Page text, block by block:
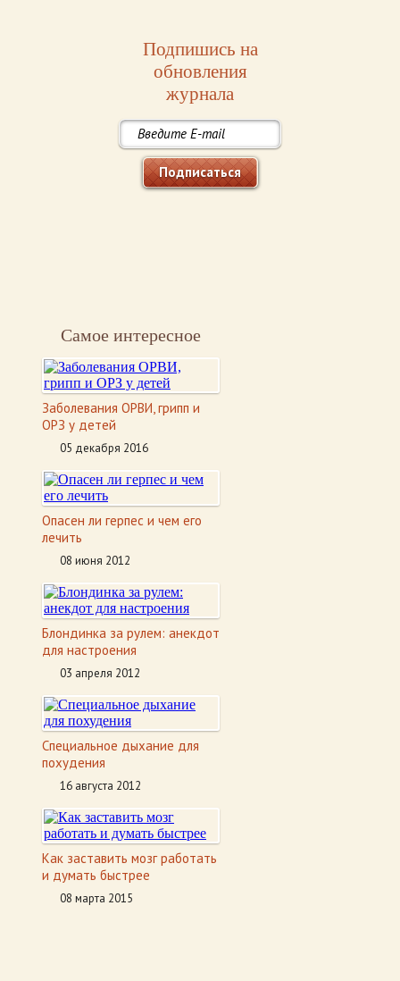
Подпишись на
обновления
журнала
Подписаться
Самое интересное
Заболевания ОРВИ, грипп и
ОРЗ у детей
05 декабря 2016
Опасен ли герпес и чем его
лечить
08 июня 2012
Блондинка за рулем: анекдот
для настроения
03 апреля 2012
Специальное дыхание для
похудения
16 августа 2012
Как заставить мозг работать
и думать быстрее
08 марта 2015